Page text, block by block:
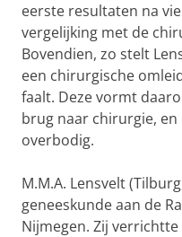
eerste resultaten na
vergelijking met de
Bovendien, zo stelt
een chirurgische
faalt. Deze vormt
brug naar chirurgie,
overbodig.
M.M.A. Lensvelt
geneeskunde aan de
Nijmegen. Zij